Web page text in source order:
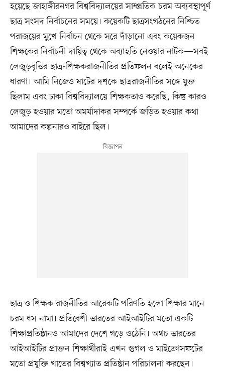
হয়েছে জাহাঙ্গীরনগর বিশ্ববিদ্যালয়ের সাম্প্রতিক চরম অব্যবস্থাপূর্ণ
ছাত্র সংসদ নির্বাচনের সময়ে। কয়েকটি ছাত্রসংগঠনের নিশ্চিত
পরাজয়ের মুখে নির্বাচন থেকে সরে দাঁড়ানো এবং কয়েকজন
শিক্ষকের নির্বাচনী দায়িত্ব থেকে অব্যাহতি নেওয়ার নাটক—সবই
লেজুড়বৃত্তির ছাত্র-শিক্ষকরাজনীতির প্রতিফলন বলেই অনেকের
ধারণা। আমি নিজেও ষাটের দশকে ছাত্ররাজনীতির সঙ্গে যুক্ত
ছিলাম এবং ঢাকা বিশ্ববিদ্যালয়ে শিক্ষকতাও করেছি, কিন্তু কারও
লেজুড় হওয়ার মতো অমর্যাদাকর সম্পর্কে জড়িত হওয়ার কথা
আমাদের কল্পনারও বাইরে ছিল।
ছাত্র ও শিক্ষক রাজনীতির আরেকটি পরিণতি হলো শিক্ষার মানে
চরম ধস নামা। প্রতিবেশী ভারতের আইআইটির মতো একটি
শিক্ষাপ্রতিষ্ঠানও আমাদের দেশে গড়ে ওঠেনি। অথচ ভারতের
আইআইটির প্রাক্তন শিক্ষার্থীরাই এখন গুগল ও মাইক্রোসফটের
মতো প্রযুক্তি খাতের বিশ্বখ্যাত প্রতিষ্ঠান পরিচালনা করছেন।